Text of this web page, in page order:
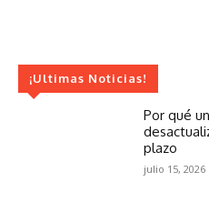
¡Ultimas Noticias!
Por qué
plazo
julio 15, 2026